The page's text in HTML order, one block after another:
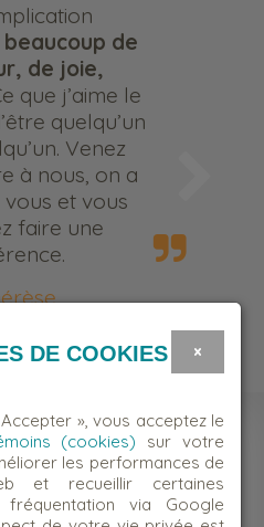
beaucoup de
de joie,
que j’aime le
quelqu’un
Venez
à nous, on a
vous et vous
faire une
×
DE COOKIES
», vous acceptez le
(cookies) sur votre
les performances de
et recueillir certaines
fréquentation via Google